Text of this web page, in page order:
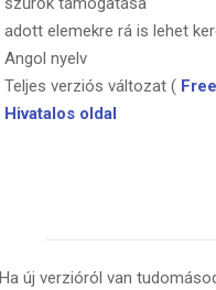
adott elemekre rá is lehet
Angol nyelv
Teljes verziós változat (
Hivatalos oldal
Ha új verzióról van